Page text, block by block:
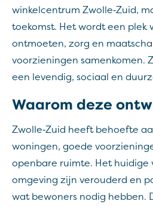
winkelcentrum Zwolle‑Zuid,
toekomst. Het wordt een plek
ontmoeten, zorg en
voorzieningen samenkomen.
een levendig, sociaal en
Waarom deze
Zwolle‑Zuid heeft behoefte
woningen, goede
openbare ruimte. Het huidige
omgeving zijn verouderd en
wat bewoners nodig hebben.